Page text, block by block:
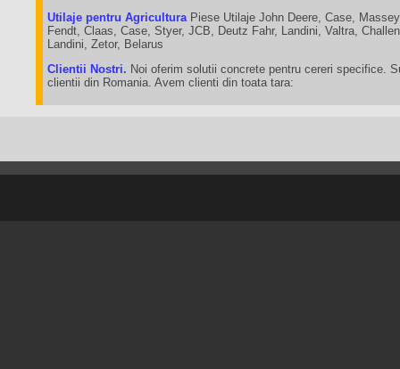
Utilaje pentru Agricultura Piese Utilaje John Deere, Case,
Fendt, Claas, Case, Styer, JCB, Deutz Fahr, Landini, Valtra,
Landini, Zetor, Belarus
Clientii Nostri. Noi oferim solutii concrete pentru cereri specifice.
clientii din Romania. Avem clienti din toata tara: